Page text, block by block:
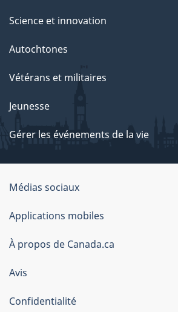
Science et innovation
Autochtones
Vétérans et militaires
Jeunesse
Gérer les événements de la vie
Organisation
du
gouvernement
du
Canada
Médias sociaux
Applications mobiles
À propos de Canada.ca
Avis
Confidentialité